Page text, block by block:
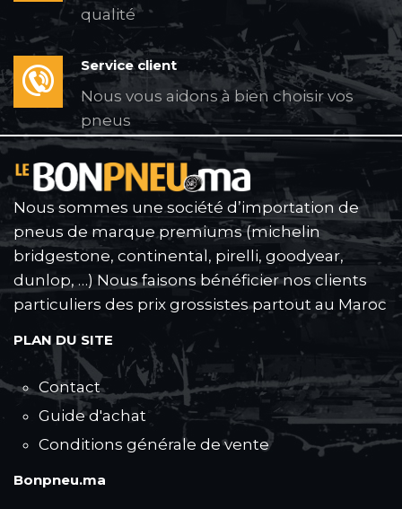
qualité
Service client
Nous vous aidons à bien choisir vos
pneus
Nous sommes une société d’importation de
pneus de marque premiums (michelin
bridgestone, continental, pirelli, goodyear,
dunlop, …) Nous faisons bénéficier nos clients
particuliers des prix grossistes partout au Maroc
PLAN DU SITE
Contact
Guide d'achat
Conditions générale de vente
Bonpneu.ma